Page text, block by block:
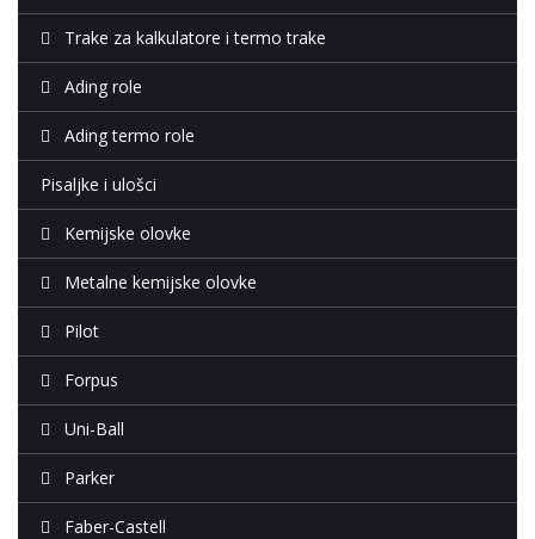
Trake za kalkulatore i termo trake
Ading role
Ading termo role
Pisaljke i ulošci
Kemijske olovke
Metalne kemijske olovke
Pilot
Forpus
Uni-Ball
Parker
Faber-Castell